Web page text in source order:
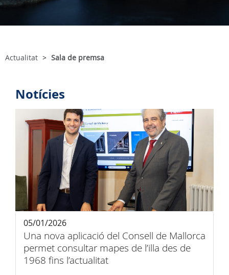
Actualitat Sala de premsa
Notícies
Una nova aplicació del Consell de Mallorca
permet consultar mapes de l’illa des de
1968 fins l’actualitat
05/01/2026